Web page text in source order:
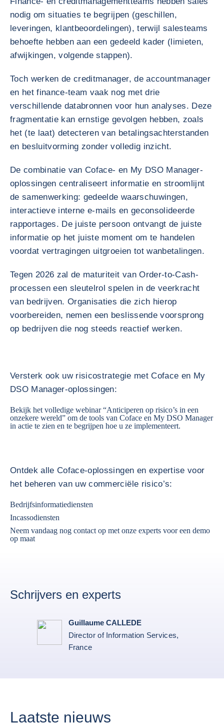
nodig om situaties te begrijpen (geschillen,
leveringen, klantbeoordelingen), terwijl salesteams
behoefte hebben aan een gedeeld kader (limieten,
afwijkingen, volgende stappen).
Toch werken de creditmanager, de accountmanager
en het finance-team vaak nog met drie
verschillende databronnen voor hun analyses. Deze
fragmentatie kan ernstige gevolgen hebben, zoals
het (te laat) detecteren van betalingsachterstanden
en besluitvorming zonder volledig inzicht.
De combinatie van Coface- en My DSO Manager-
oplossingen centraliseert informatie en stroomlijnt
de samenwerking: gedeelde waarschuwingen,
interactieve interne e-mails en geconsolideerde
rapportages. De juiste persoon ontvangt de juiste
informatie op het juiste moment om te handelen
voordat vertragingen uitgroeien tot wanbetalingen.
Tegen 2026 zal de maturiteit van Order-to-Cash-
processen een sleutelrol spelen in de veerkracht
van bedrijven. Organisaties die zich hierop
voorbereiden, nemen een beslissende voorsprong
op bedrijven die nog steeds reactief werken.
Versterk ook uw risicostrategie met Coface en My
DSO Manager-oplossingen:
Bekijk het volledige webinar “Anticiperen op risico’s in een
onzekere wereld” om de tools van Coface en My DSO Manager
in actie te zien en te begrijpen hoe u ze implementeert.
Ontdek alle Coface-oplossingen en expertise voor
het beheren van uw commerciële risico’s:
Bedrijfsinformatiediensten
Incassodiensten
Neem vandaag nog contact op met onze experts voor een demo
op maat
Schrijvers en experts
Guillaume CALLEDE
Director of Information Services,
France
Laatste nieuws